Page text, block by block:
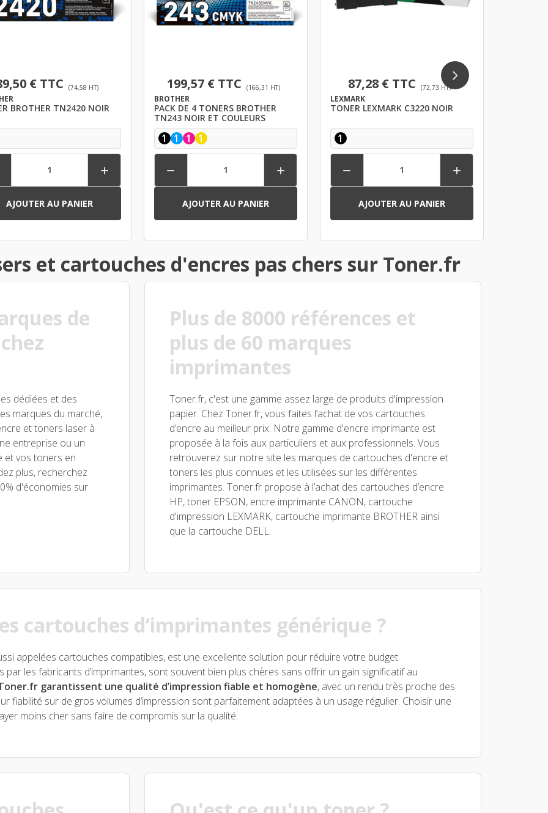
€ TTC (74,58 HT)
BROTHER TN2420 NOIR

AJOUTER AU PANIER
199,57 € TTC (166,31 HT)
BROTHER
PACK DE 4 TONERS BROTHER
TN243 NOIR ET COULEURS
1 1 1 1
 
AJOUTER AU PANIER
87,28 € TTC (72,73 HT)
LEXMARK
TONER LEXMARK C3220 NOIR
1
 
AJOUTER AU PANIER
et cartouches d'encres pas chers sur Toner.fr
de
dédiées et des
marques du marché,
et toners laser à
entreprise ou un
et vos toners en
plus, recherchez
d'économies sur
Plus de 8000 références et
plus de 60 marques
imprimantes
Toner.fr, c'est une gamme assez large de produits d'impression
papier. Chez Toner.fr, vous faites l’achat de vos cartouches
d’encre au meilleur prix. Notre gamme d'encre imprimante est
proposée à la fois aux particuliers et aux professionnels. Vous
retrouverez sur notre site les marques de cartouches d'encre et
toners les plus connues et les utilisées sur les différentes
imprimantes. Toner.fr propose à l’achat des cartouches d’encre
HP, toner EPSON, encre imprimante CANON, cartouche
d'impression LEXMARK, cartouche imprimante BROTHER ainsi
que la cartouche DELL.
cartouches d’imprimantes générique ?
appelées cartouches compatibles, est une excellente solution pour réduire votre budget
par les fabricants d’imprimantes, sont souvent bien plus chères sans offrir un gain significatif au
garantissent une qualité d’impression fiable et homogène, avec un rendu très proche des
fiabilité sur de gros volumes d’impression sont parfaitement adaptées à un usage régulier. Choisir une
moins cher sans faire de compromis sur la qualité.